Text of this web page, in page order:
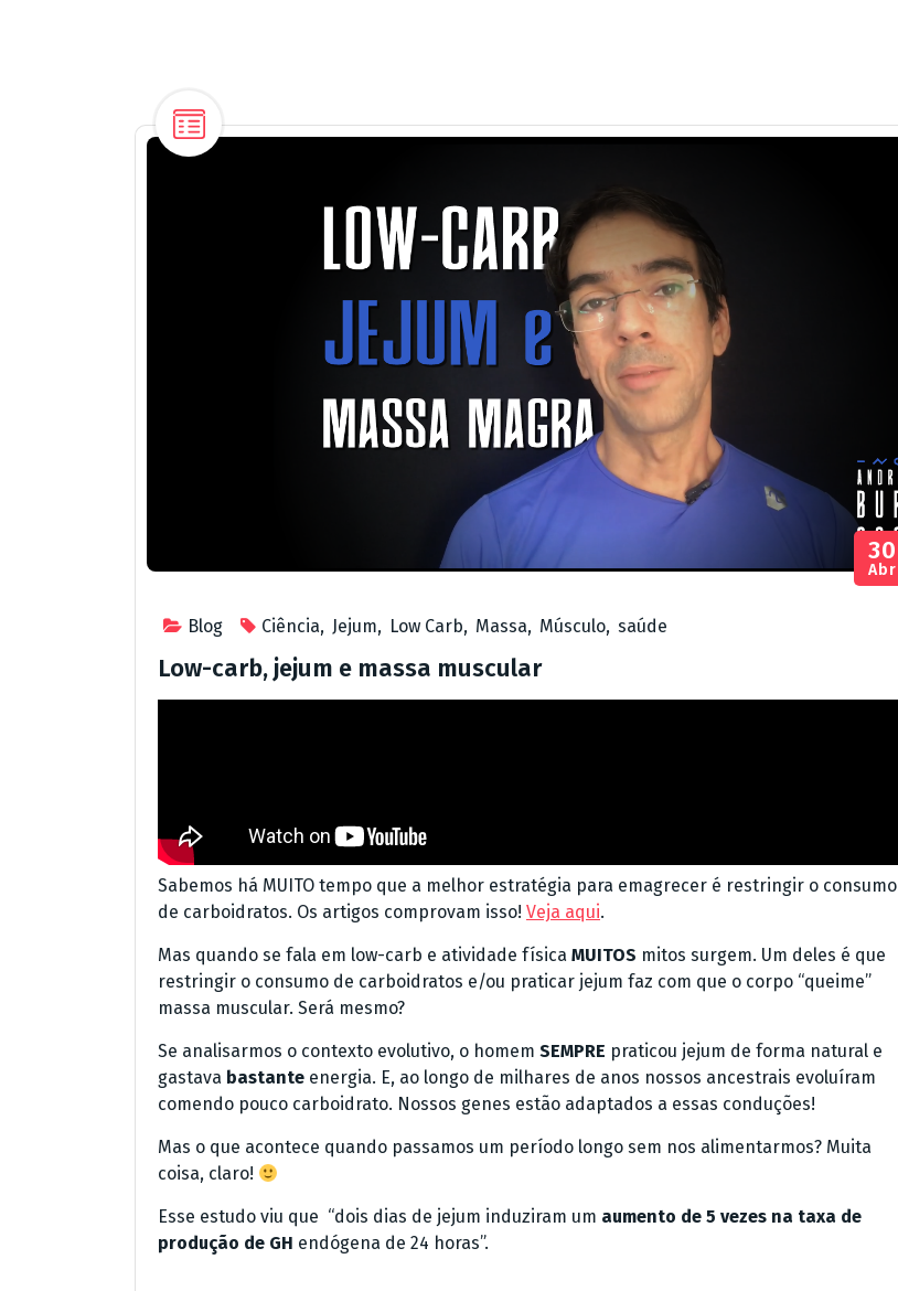
Blog Ciência, Jejum, Low Carb, Massa, Músculo, saúde
30
Abr
Low-carb, jejum e massa muscular
Sabemos há MUITO tempo que a melhor estratégia para emagrecer é restringir o consumo
de carboidratos. Os artigos comprovam isso! Veja aqui.
Mas quando se fala em low-carb e atividade física MUITOS mitos surgem. Um deles é que
restringir o consumo de carboidratos e/ou praticar jejum faz com que o corpo “queime”
massa muscular. Será mesmo?
Se analisarmos o contexto evolutivo, o homem SEMPRE praticou jejum de forma natural e
gastava bastante energia. E, ao longo de milhares de anos nossos ancestrais evoluíram
comendo pouco carboidrato. Nossos genes estão adaptados a essas conduções!
Mas o que acontece quando passamos um período longo sem nos alimentarmos? Muita
coisa, claro!
Esse estudo viu que “dois dias de jejum induziram um aumento de 5 vezes na taxa de
produção de GH endógena de 24 horas”.